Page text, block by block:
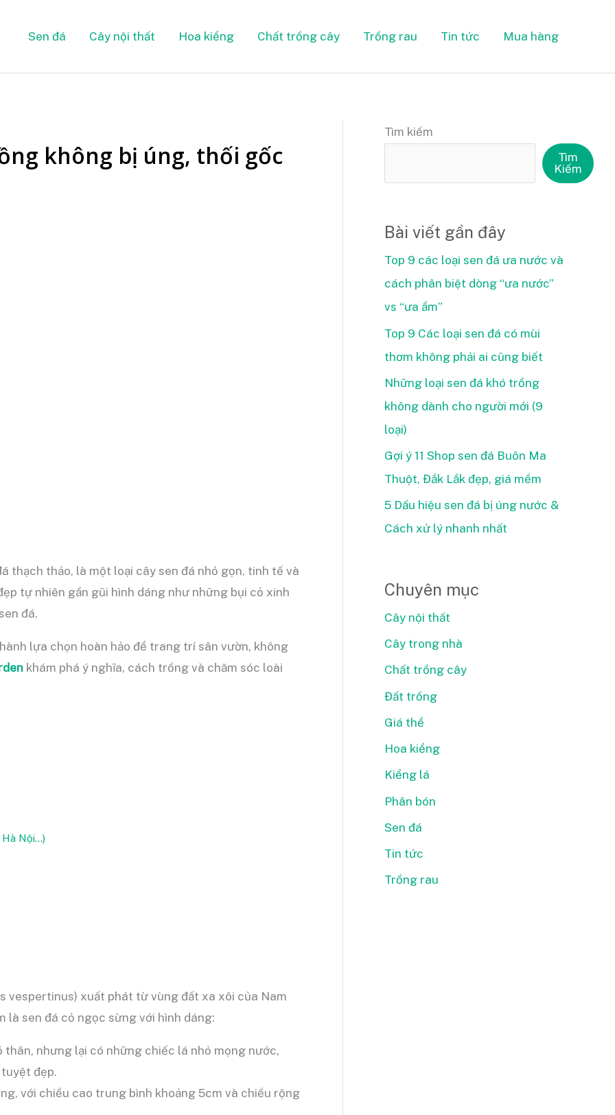
Sen đá Cây nội thất Hoa kiểng Chất trồng cây Trồng rau Tin tức Mua hàng
không bị úng, thối gốc
thạch thảo, là một loại cây sen đá nhỏ gọn, tinh tế và
tự nhiên gần gũi hình dáng như những bụi cỏ xinh
đá.
lựa chọn hoàn hảo để trang trí sân vườn, không
khám phá ý nghĩa, cách trồng và chăm sóc loài
Nội…)
vespertinus) xuất phát từ vùng đất xa xôi của Nam
là sen đá cỏ ngọc sừng với hình dáng:
nhưng lại có những chiếc lá nhỏ mọng nước,
đẹp.
với chiều cao trung bình khoảng 5cm và chiều rộng
Tìm kiếm
Tìm
Kiếm
Bài viết gần đây
Top 9 các loại sen đá ưa nước và
cách phân biệt dòng “ưa nước”
vs “ưa ẩm”
Top 9 Các loại sen đá có mùi
thơm không phải ai cũng biết
Những loại sen đá khó trồng
không dành cho người mới (9
loại)
Gợi ý 11 Shop sen đá Buôn Ma
Thuột, Đắk Lắk đẹp, giá mềm
5 Dấu hiệu sen đá bị úng nước &
Cách xử lý nhanh nhất
Chuyên mục
Cây nội thất
Cây trong nhà
Chất trồng cây
Đất trồng
Giá thể
Hoa kiểng
Kiểng lá
Phân bón
Sen đá
Tin tức
Trồng rau